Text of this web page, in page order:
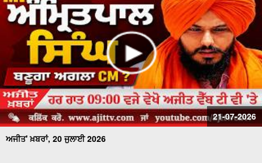
21-07-2026
ਅਜੀਤ' ਖ਼ਬਰਾਂ, 20 ਜੁਲਾਈ 2026